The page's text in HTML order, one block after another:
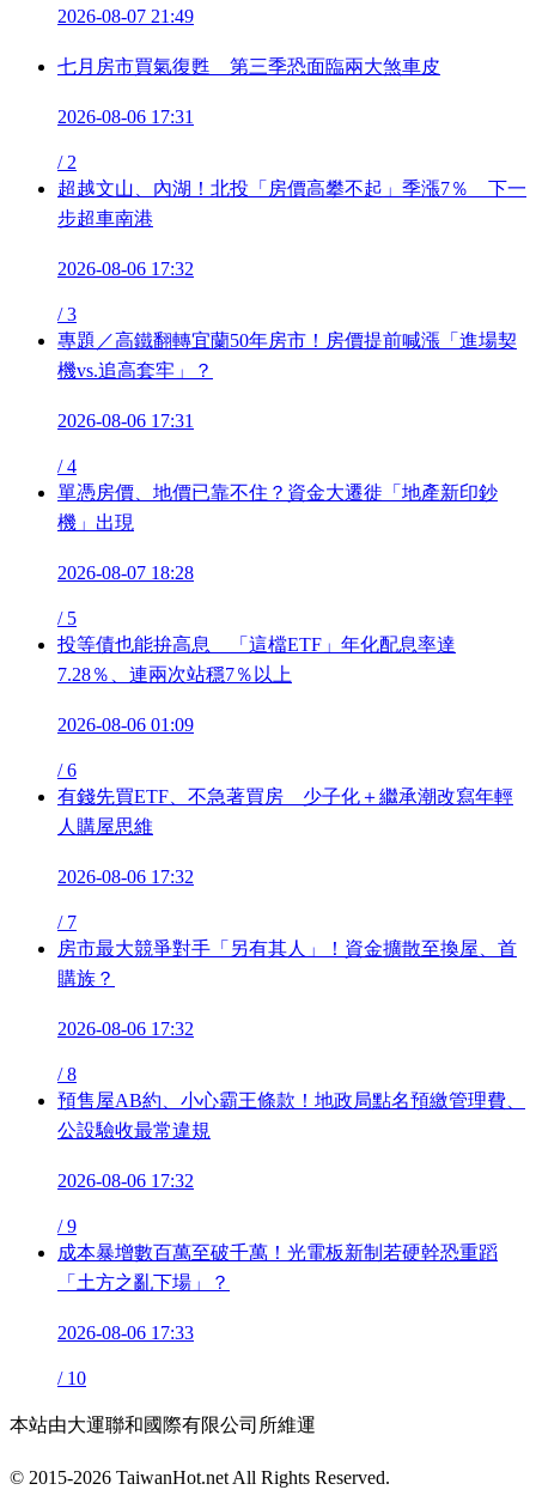
2026-08-07 21:49
七月房市買氣復甦 第三季恐面臨兩大煞車皮
2026-08-06 17:31
/ 2
超越文山、內湖！北投「房價高攀不起」季漲7％ 下一
步超車南港
2026-08-06 17:32
/ 3
專題／高鐵翻轉宜蘭50年房市！房價提前喊漲「進場契
機vs.追高套牢」？
2026-08-06 17:31
/ 4
單憑房價、地價已靠不住？資金大遷徙「地產新印鈔
機」出現
2026-08-07 18:28
/ 5
投等債也能拚高息 「這檔ETF」年化配息率達
7.28％、連兩次站穩7％以上
2026-08-06 01:09
/ 6
有錢先買ETF、不急著買房 少子化＋繼承潮改寫年輕
人購屋思維
2026-08-06 17:32
/ 7
房市最大競爭對手「另有其人」！資金擴散至換屋、首
購族？
2026-08-06 17:32
/ 8
預售屋AB約、小心霸王條款！地政局點名預繳管理費、
公設驗收最常違規
2026-08-06 17:32
/ 9
成本暴增數百萬至破千萬！光電板新制若硬幹恐重蹈
「土方之亂下場」？
2026-08-06 17:33
/ 10
本站由大運聯和國際有限公司所維運
© 2015-2026 TaiwanHot.net All Rights Reserved.